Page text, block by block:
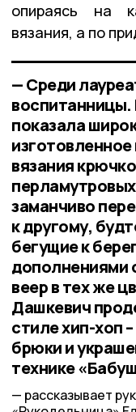
опираясь на
вязания, а по
— Среди
воспитанницы.
показала
вязания
заманчиво
к другому,
бегущие к
дополнениями
веер в тех же
Дашкевич
стиле хип-хоп
брюки и
технике
рассказывает